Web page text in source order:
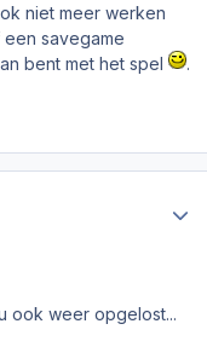
niet meer werken
savegame
bent met het spel
.
ook weer opgelost...